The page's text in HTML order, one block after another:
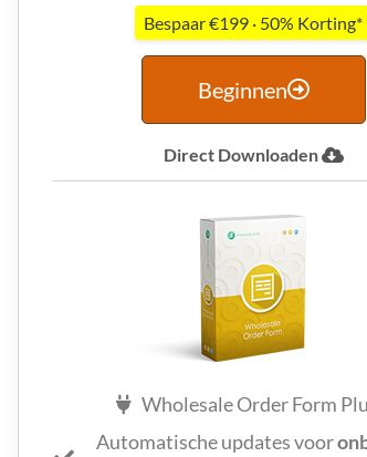
Bespaar €199 · 50% Korting*
Beginnen
Direct Downloaden
Wholesale Order Form
Automatische updates voor